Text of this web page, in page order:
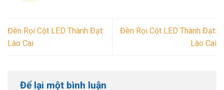
Đèn Rọi Cột LED Thành Đạt:
Lào Cai
Đèn Rọi Cột LED Thành Đạt:
Lào Cai
Để lại một bình luận